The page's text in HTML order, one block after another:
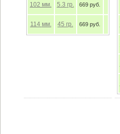
102 мм. 5.3 гр. 669 руб.
114 мм. 45 гр. 669 руб.